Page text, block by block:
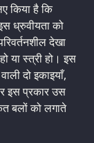
किया है कि
ध्रुवीयता को
देखा
या स्त्री हो। इस
दो इकाइयाँ,
इस प्रकार उस
बलों को लगाते